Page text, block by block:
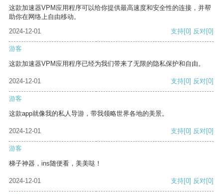
这款加速器VPM应用程序可以给你提供最高速度和安全性的连接，并帮
助你在网络上自由移动。
2024-12-01
支持[0] 反对[0]
游客
这款加速器VPM应用程序已经为我们带来了无限的隐私保护和自由。
2024-12-01 支持[0] 反对[0]
游客
这款app就像我的私人导游，带我领略世界各地的美景。
2024-12-01 支持[0] 反对[0]
游客
梯子神器，ins随便看，美美哒！
2024-12-01 支持[0] 反对[0]